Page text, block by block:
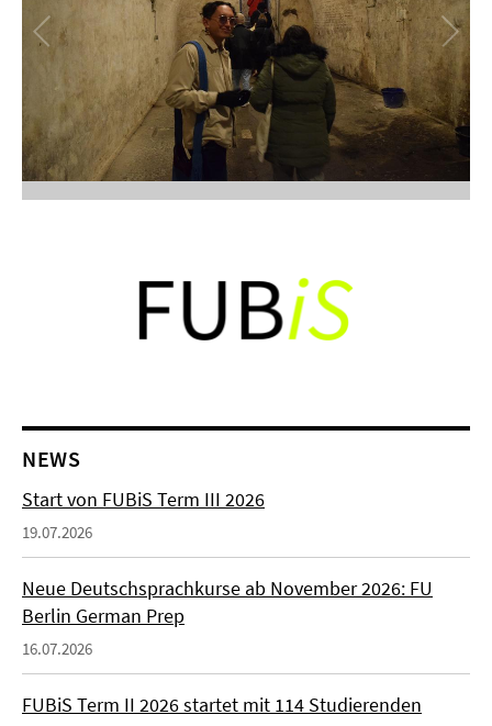
NEWS
Start von FUBiS Term III 2026
19.07.2026
Neue Deutschsprachkurse ab November 2026: FU
Berlin German Prep
16.07.2026
FUBiS Term II 2026 startet mit 114 Studierenden